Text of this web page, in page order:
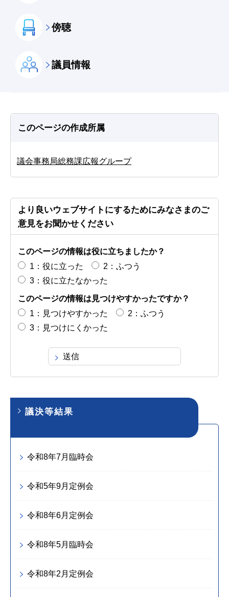
傍聴
議員情報
このページの作成所属
議会事務局総務課広報グループ
より良いウェブサイトにするためにみなさまのご
意見をお聞かせください
このページの情報は役に立ちましたか？
1：役に立った
2：ふつう
3：役に立たなかった
このページの情報は見つけやすかったですか？
1：見つけやすかった
2：ふつう
3：見つけにくかった
議決等結果
令和8年7月臨時会
令和5年9月定例会
令和8年6月定例会
令和8年5月臨時会
令和8年2月定例会